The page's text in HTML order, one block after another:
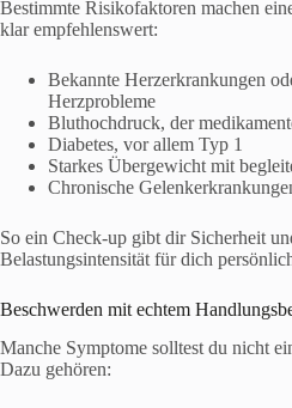
Bestimmte Risikofaktoren machen
klar empfehlenswert:
Bekannte Herzerkrankungen
Herzprobleme
Bluthochdruck, der
Diabetes, vor allem Typ 1
Starkes Übergewicht mit
Chronische
So ein Check-up gibt dir Sicherheit
Belastungsintensität für dich
Beschwerden mit echtem
Manche Symptome solltest du nicht
Dazu gehören: